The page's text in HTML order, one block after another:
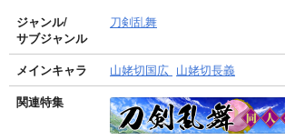
ジャンル/
サブジャンル
刀剣乱舞
メインキャラ 山姥切国広 山姥切長義
関連特集